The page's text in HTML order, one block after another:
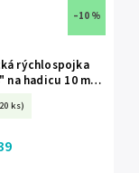
–10 %
rýchlospojka
na hadicu 10 mm,
ks)